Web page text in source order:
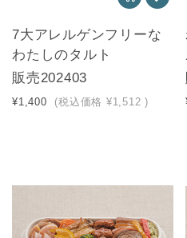
7大アレルゲンフリーな
わたしのタルト
販売202403
¥1,400 (税込価格 ¥1,512 )